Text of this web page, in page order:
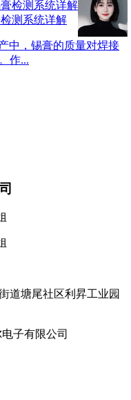
测系统详解
中，锡膏的质量对焊接
作...
道塘尾社区利昇工业园
子有限公司